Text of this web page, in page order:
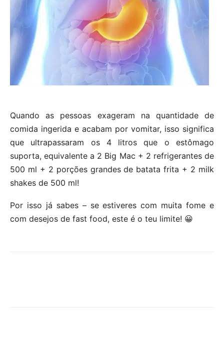
Quando as pessoas exageram na quantidade de
comida ingerida e acabam por vomitar, isso significa
que ultrapassaram os 4 litros que o estômago
suporta, equivalente a 2 Big Mac + 2 refrigerantes de
500 ml + 2 porções grandes de batata frita + 2 milk
shakes de 500 ml!
Por isso já sabes – se estiveres com muita fome e
com desejos de fast food, este é o teu limite! 😀